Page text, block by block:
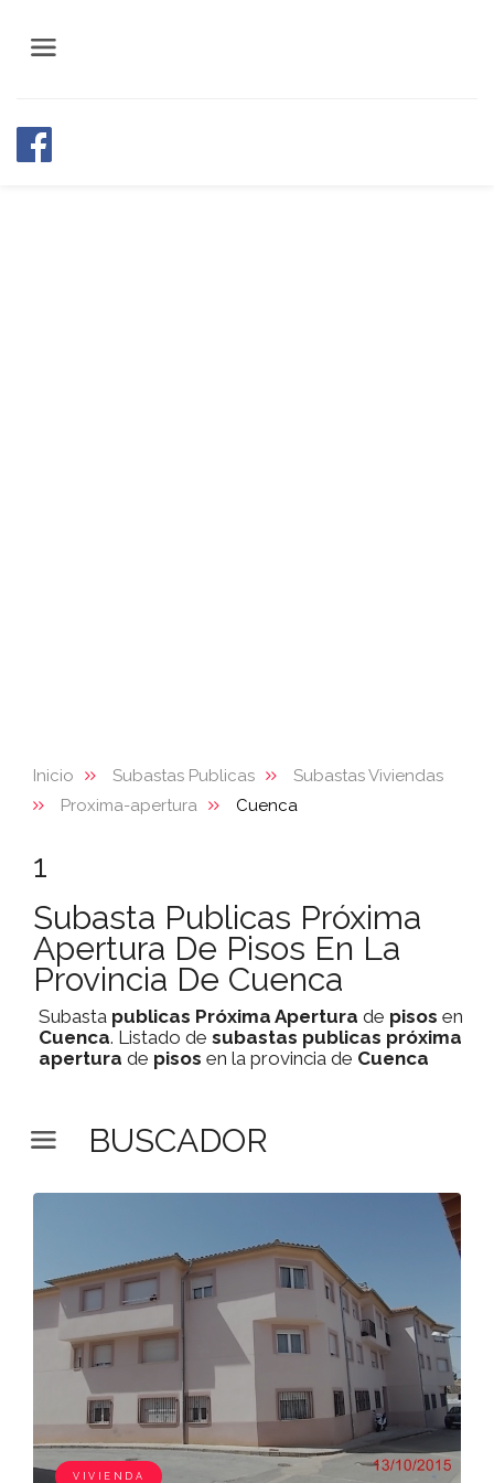
Inicio Subastas Publicas
Subastas Viviendas
Proxima-apertura
Cuenca
1
Subasta Publicas Próxima
Apertura De Pisos En La
Provincia De Cuenca
Subasta publicas Próxima Apertura de pisos en
Cuenca. Listado de subastas publicas próxima
apertura de pisos en la provincia de Cuenca
BUSCADOR
VIVIENDA